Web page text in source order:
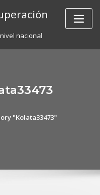
nacional
"Kolata33473"